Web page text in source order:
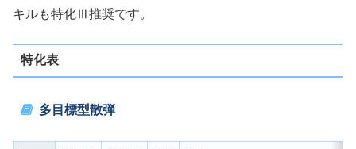
キルも特化Ⅲ推奨です。
特化表
多目標型散弾